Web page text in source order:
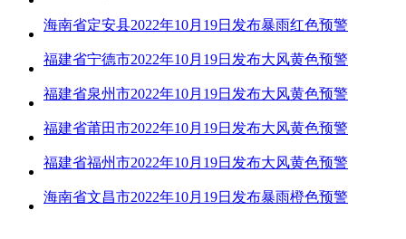
海南省定安县2022年10月19日发布暴雨红色预警
福建省宁德市2022年10月19日发布大风黄色预警
福建省泉州市2022年10月19日发布大风黄色预警
福建省莆田市2022年10月19日发布大风黄色预警
福建省福州市2022年10月19日发布大风黄色预警
海南省文昌市2022年10月19日发布暴雨橙色预警